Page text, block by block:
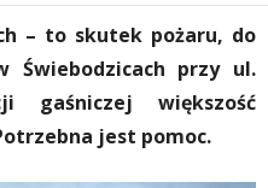
– to skutek pożaru, do
Świebodzicach przy ul.
gaśniczej większość
jest pomoc.